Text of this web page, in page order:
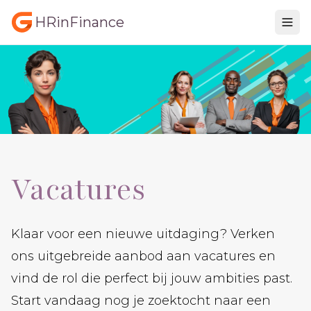
HRinFinance
Vacatures
Klaar voor een nieuwe uitdaging? Verken
ons uitgebreide aanbod aan vacatures en
vind de rol die perfect bij jouw ambities past.
Start vandaag nog je zoektocht naar een